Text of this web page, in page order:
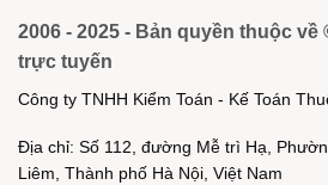
2006 - 2025 - Bản quyền thuộc
trực tuyến
Công ty TNHH Kiểm Toán - Kế Toán
Địa chỉ: Số 112, đường Mễ trì Hạ,
Liêm, Thành phố Hà Nội, Việt Nam